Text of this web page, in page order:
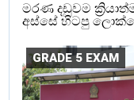
මරණ දඩුවම
අස්සේ හිටපු
GRADE 5 EXAM